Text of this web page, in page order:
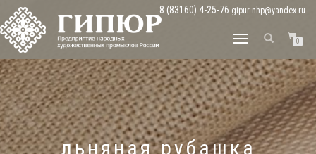
8 (83160) 4-25-76 gipur-nhp@yandex.ru
ПЕРЕКЛЮЧИТЬ
0
льняная рубашка